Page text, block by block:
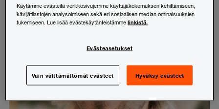
Käytämme evästeitä verkkosivujemme käyttäjäkokemuksen kehittämiseen,
kävijätilastojen analysoimiseen sekä eri sosiaalisen median ominaisuuksien
tukemiseen. Lue lisää evästekäytänteistämmelinkistä.
Evästeasetukset
Vain välttämättömät evästeet Hyväksy evästeet